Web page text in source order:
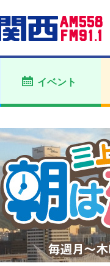
イベント